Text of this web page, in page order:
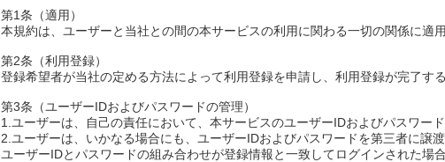
第1条（適用）
本規約は、ユーザーと当社との間の本サービスの利用に関わる一切の関係に適
第2条（利用登録）
登録希望者が当社の定める方法によって利用登録を申請し、利用登録が完了する
第3条（ユーザーIDおよびパスワードの管理）
1.ユーザーは、自己の責任において、本サービスのユーザーIDおよびパスワー
2.ユーザーは、いかなる場合にも、ユーザーIDおよびパスワードを第三者に譲
ユーザーIDとパスワードの組み合わせが登録情報と一致してログインされた場